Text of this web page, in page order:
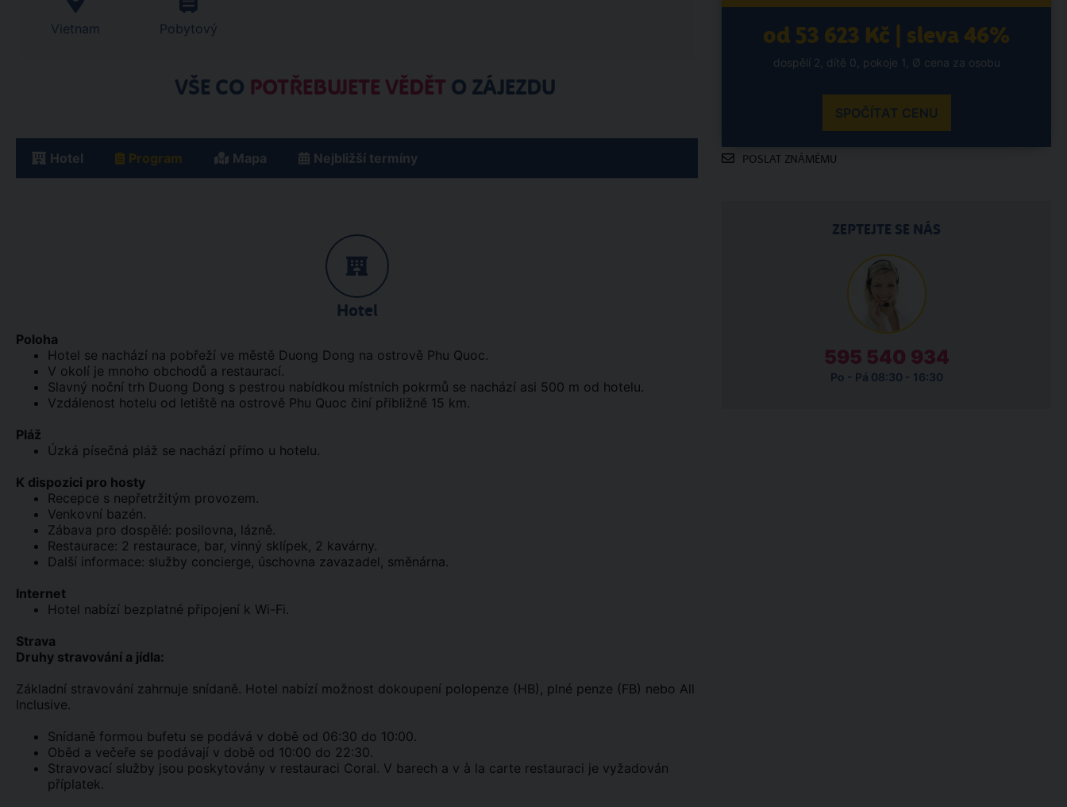
Vietnam Pobytový
VŠE CO POTŘEBUJETE VĚDĚT O ZÁJEZDU
Hotel Program Mapa Nejbližší termíny
Hotel
Poloha
Hotel se nachází na pobřeží ve městě Duong Dong na ostrově Phu Quoc.
V okolí je mnoho obchodů a restaurací.
Slavný noční trh Duong Dong s pestrou nabídkou místních pokrmů se nachází asi 500 m od hotelu.
Vzdálenost hotelu od letiště na ostrově Phu Quoc činí přibližně 15 km.
Pláž
Úzká písečná pláž se nachází přímo u hotelu.
K dispozici pro hosty
Recepce s nepřetržitým provozem.
Venkovní bazén.
Zábava pro dospělé: posilovna, lázně.
Restaurace: 2 restaurace, bar, vinný sklípek, 2 kavárny.
Další informace: služby concierge, úschovna zavazadel, směnárna.
Internet
Hotel nabízí bezplatné připojení k Wi-Fi.
Strava
Druhy stravování a jídla:
Základní stravování zahrnuje snídaně. Hotel nabízí možnost dokoupení polopenze (HB), plné penze (FB) nebo All
Inclusive.
Snídaně formou bufetu se podává v době od 06:30 do 10:00.
Oběd a večeře se podávají v době od 10:00 do 22:30.
Stravovací služby jsou poskytovány v restauraci Coral. V barech a v à la carte restauraci je vyžadován
příplatek.
od 53 623 Kč | sleva 46%
dospělí 2, dítě 0, pokoje 1, Ø cena za osobu
SPOČÍTAT CENU
POSLAT ZNÁMÉMU
ZEPTEJTE SE NÁS
595 540 934
Po - Pá 08:30 - 16:30